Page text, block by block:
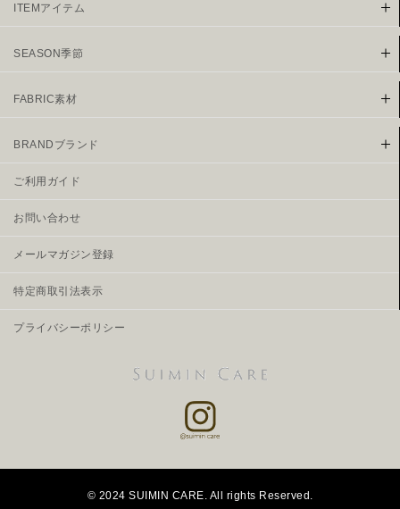
ITEMアイテム
SEASON季節
FABRIC素材
BRANDブランド
ご利用ガイド
お問い合わせ
メールマガジン登録
特定商取引法表示
プライバシーポリシー
© 2024 SUIMIN CARE. All rights Reserved.